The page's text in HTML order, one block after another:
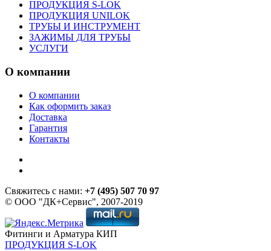
ПРОДУКЦИЯ S-LOK
ПРОДУКЦИЯ UNILOK
ТРУБЫ И ИНСТРУМЕНТ
ЗАЖИМЫ ДЛЯ ТРУБЫ
УСЛУГИ
О компании
О компании
Как оформить заказ
Доставка
Гарантия
Контакты
Свяжитесь с нами: +7 (495) 507 70 97
© ООО "ДК+Сервис", 2007-2019
Фитинги и Арматура КИП
ПРОДУКЦИЯ S-LOK